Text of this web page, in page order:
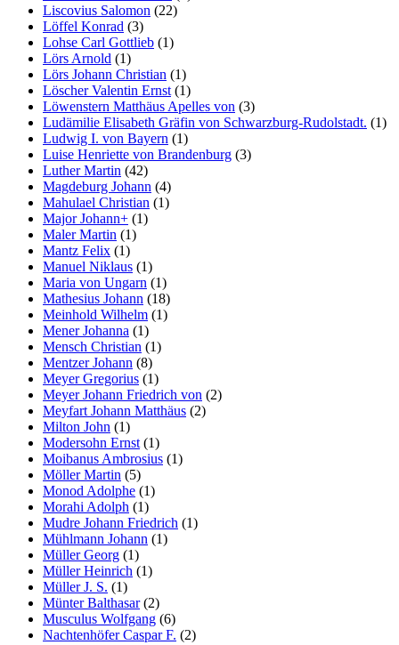
Liscovius Salomon (22)
Löffel Konrad (3)
Lohse Carl Gottlieb (1)
Lörs Arnold (1)
Lörs Johann Christian (1)
Löscher Valentin Ernst (1)
Löwenstern Matthäus Apelles von (3)
Ludämilie Elisabeth Gräfin von Schwarzburg-Rudolstadt. (1)
Ludwig I. von Bayern (1)
Luise Henriette von Brandenburg (3)
Luther Martin (42)
Magdeburg Johann (4)
Mahulael Christian (1)
Major Johann+ (1)
Maler Martin (1)
Mantz Felix (1)
Manuel Niklaus (1)
Maria von Ungarn (1)
Mathesius Johann (18)
Meinhold Wilhelm (1)
Mener Johanna (1)
Mensch Christian (1)
Mentzer Johann (8)
Meyer Gregorius (1)
Meyer Johann Friedrich von (2)
Meyfart Johann Matthäus (2)
Milton John (1)
Modersohn Ernst (1)
Moibanus Ambrosius (1)
Möller Martin (5)
Monod Adolphe (1)
Morahi Adolph (1)
Mudre Johann Friedrich (1)
Mühlmann Johann (1)
Müller Georg (1)
Müller Heinrich (1)
Müller J. S. (1)
Münter Balthasar(2)
Musculus Wolfgang (6)
Nachtenhöfer Caspar F. (2)